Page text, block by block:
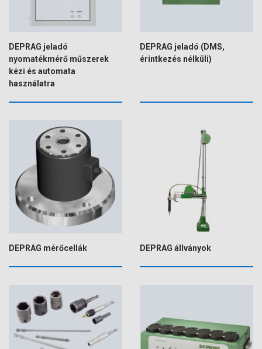
DEPRAG jeladó
nyomatékmérő műszerek
kézi és automata
használatra
DEPRAG jeladó (DMS,
érintkezés nélküli)
DEPRAG mérőcellák DEPRAG állványok